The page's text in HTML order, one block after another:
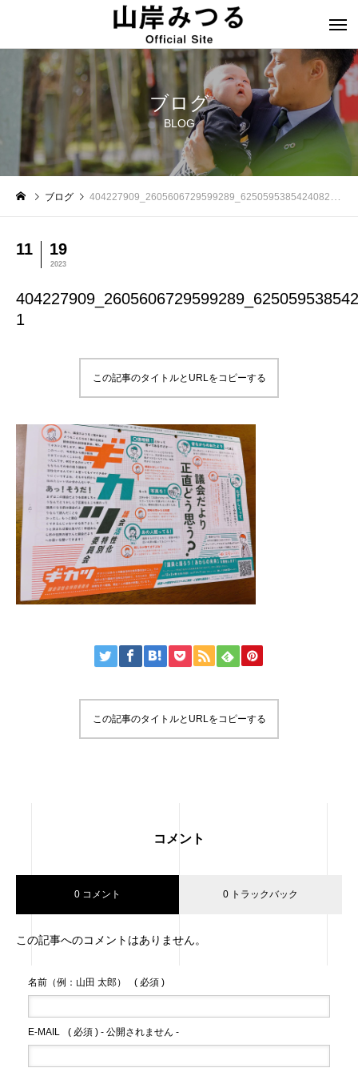
ブログ
BLOG
ブログ 404227909_2605606729599289_6250595385424082486_n-1
11 19
2023
1
この記事のタイトルとURLをコピーする
この記事のタイトルとURLをコピーする
コメント
0 コメント 0 トラックバック
この記事へのコメントはありません。
名前（例：山田 太郎） ( 必須 )
E-MAIL ( 必須 ) - 公開されません -